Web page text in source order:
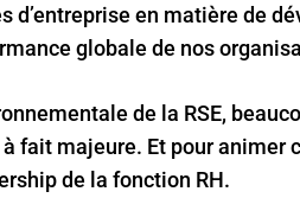
d’entreprise en matière de
globale de nos
de la RSE,
fait majeure. Et pour animer
de la fonction RH.